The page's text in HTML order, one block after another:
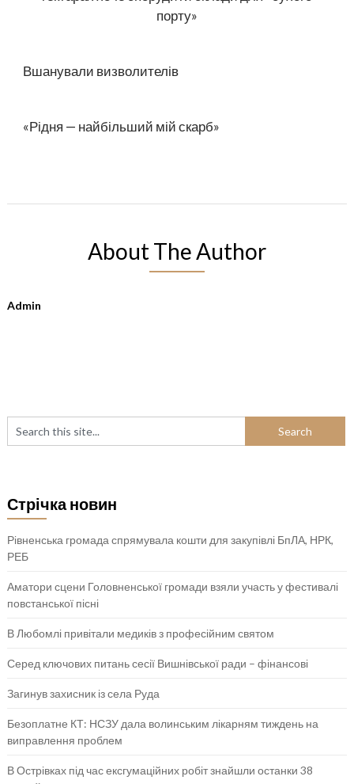
порту»
Вшанували визволителів
«Рідня — найбільший мій скарб»
About The Author
Admin
Стрічка новин
Рівненська громада спрямувала кошти для закупівлі БпЛА, НРК,
РЕБ
Аматори сцени Головненської громади взяли участь у фестивалі
повстанської пісні
В Любомлі привітали медиків з професійним святом
Серед ключових питань сесії Вишнівської ради – фінансові
Загинув захисник із села Руда
Безоплатне КТ: НСЗУ дала волинським лікарням тиждень на
виправлення проблем
В Острівках під час ексгумаційних робіт знайшли останки 38